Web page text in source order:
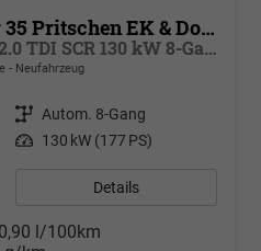
Volkswagen Crafter 35 Pritschen EK & Doka
Pritsche Einzelkabine 2.0 TDI SCR 130 kW 8-Gang Automatik, Klima
Neufahrzeug
Getriebe Autom. 8-Gang
Leistung 130 kW (177 PS)
Details
l/100km